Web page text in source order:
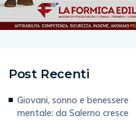
Post Recenti
Giovani, sonno e benessere
mentale: da Salerno cresce